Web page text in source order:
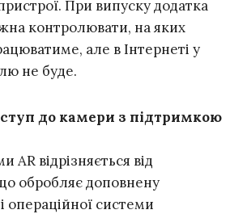
При випуску додатка
контролювати, на яких
але в Інтернеті у
не буде.
до камери з підтримкою
AR відрізняється від
обробляє доповнену
операційної системи